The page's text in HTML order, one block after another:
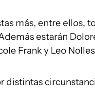
más, entre ellos,
estarán
Frank y Leo
distintas